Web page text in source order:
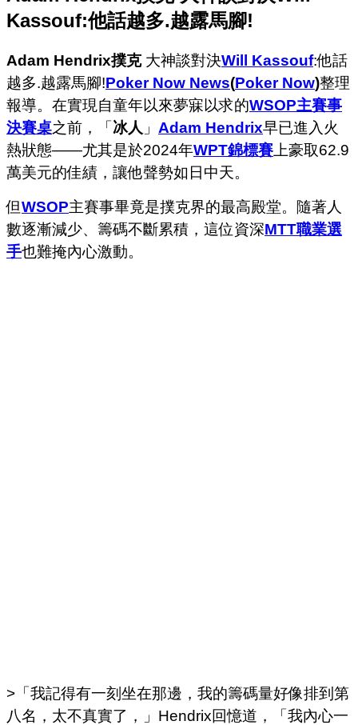
Kassouf:他話越多.越露馬腳!
Adam Hendrix撲克大神談對決Will Kassouf:他話
越多.越露馬腳!Poker Now News(Poker Now)整理
報導。在實現自童年以來夢寐以求的WSOP主賽事
決賽桌之前，「冰人 」 Adam Hendrix早已進入火
熱狀態——尤其是於2024年WPT錦標賽 上豪取62.9
萬美元的佳績，讓他聲勢如日中天。
但WSOP主賽事畢竟是撲克界的最高殿堂。隨著人
數逐漸減少、籌碼不斷累積，這位資深MTT職業選
手也難掩內心激動。
>「我記得有一刻坐在那邊，我的籌碼量好像排到第
八名，太不真實了，」Hendrix回憶道，「我內心一